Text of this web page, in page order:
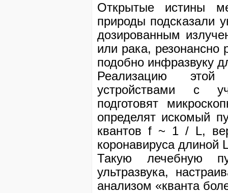
Открытые истины
природы подсказали
дозированным
или рака,
подобно инфразвуку
Реализацию этой
устройствами с
подготовят
определят искомый
квантов f ~ 1 / L,
коронавируса длиной
Такую лечебную
ультразвука,
анализом «кванта